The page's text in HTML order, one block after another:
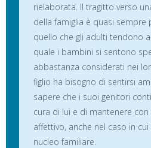
rielaborata. Il tragitto verso
della famiglia è quasi sempre
quello che gli adulti tendono
quale i bambini si sentono
abbastanza considerati nei
figlio ha bisogno di sentirsi
sapere che i suoi genitori
cura di lui e di mantenere
affettivo, anche nel caso in
nucleo familiare.